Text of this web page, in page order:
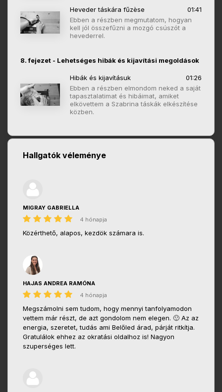
Heveder táskára fűzèse
01:41
Ebben a részben megmutatom, hogyan
kell jól összefűzni a mozgó csúszót a
hevederrel.
8. fejezet - Lehetséges hibák és kijavítási megoldások
Hibák és kijavításuk
01:26
Ebben a részben elmondom neked a saját
tapasztalatimat és hibáimat, amiket
elkövettem a Szabrina táskák elkészítése
közben.
Hallgatók véleménye
MIGRAY GABRIELLA
4 hónapja
Közérthető, alapos, kezdök számara is.
HAJAS ANDREA RAMÓNA
4 hónapja
Megszámolni sem tudom, hogy mennyi tanfolyamodon
vettem már részt, de azt gondolom nem elegen. 🙂 Az az
energia, szeretet, tudás ami Belőled árad, párját ritkítja.
Gratulálok ehhez az okratási oldalhoz is! Nagyon
szuperséges lett.